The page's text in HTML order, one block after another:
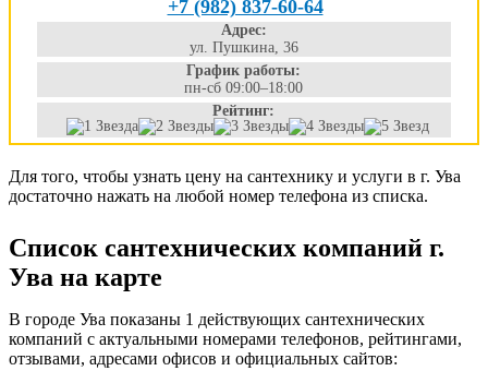
+7 (982) 837-60-64
Адрес:
ул. Пушкина, 36
График работы:
пн-сб 09:00–18:00
Рейтинг:
Для того, чтобы узнать цену на сантехнику и услуги в г. Ува
достаточно нажать на любой номер телефона из списка.
Список сантехнических компаний г.
Ува на карте
В городе Ува показаны 1 действующих сантехнических
компаний с актуальными номерами телефонов, рейтингами,
отзывами, адресами офисов и официальных сайтов: